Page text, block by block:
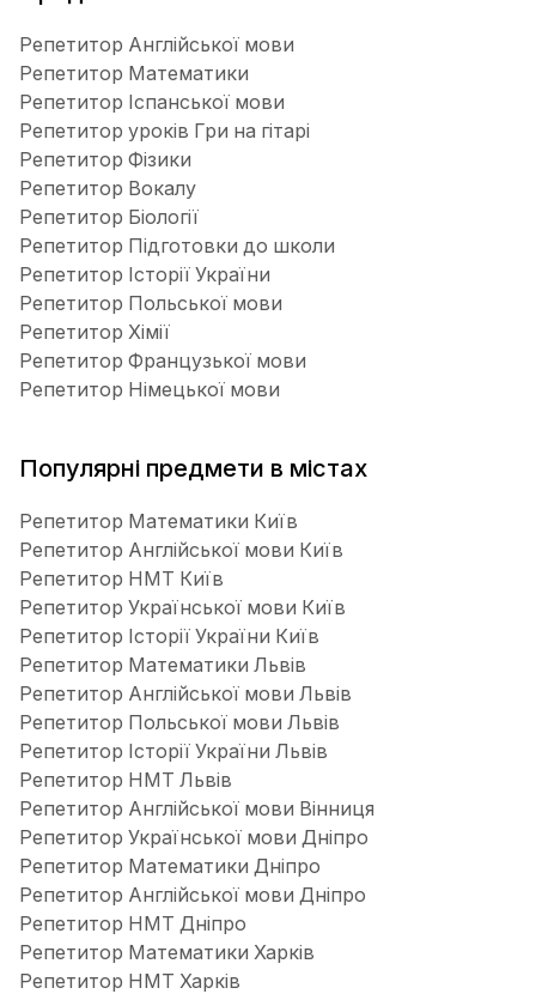
Репетитор Англійської мови
Репетитор Математики
Репетитор Іспанської мови
Репетитор уроків Гри на гітарі
Репетитор Фізики
Репетитор Вокалу
Репетитор Біології
Репетитор Підготовки до школи
Репетитор Історії України
Репетитор Польської мови
Репетитор Хімії
Репетитор Французької мови
Репетитор Німецької мови
Популярні предмети в містах
Репетитор Математики Київ
Репетитор Англійської мови Київ
Репетитор НМТ Київ
Репетитор Української мови Київ
Репетитор Історії України Київ
Репетитор Математики Львів
Репетитор Англійської мови Львів
Репетитор Польської мови Львів
Репетитор Історії України Львів
Репетитор НМТ Львів
Репетитор Англійської мови Вінниця
Репетитор Української мови Дніпро
Репетитор Математики Дніпро
Репетитор Англійської мови Дніпро
Репетитор НМТ Дніпро
Репетитор Математики Харків
Репетитор НМТ Харків